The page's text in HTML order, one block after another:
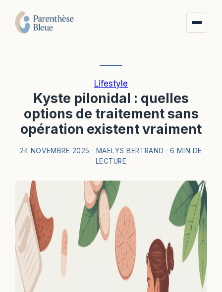
Lifestyle
Kyste pilonidal : quelles
options de traitement sans
opération existent vraiment
24 NOVEMBRE 2025 · MAËLYS BERTRAND · 6 MIN DE
LECTURE